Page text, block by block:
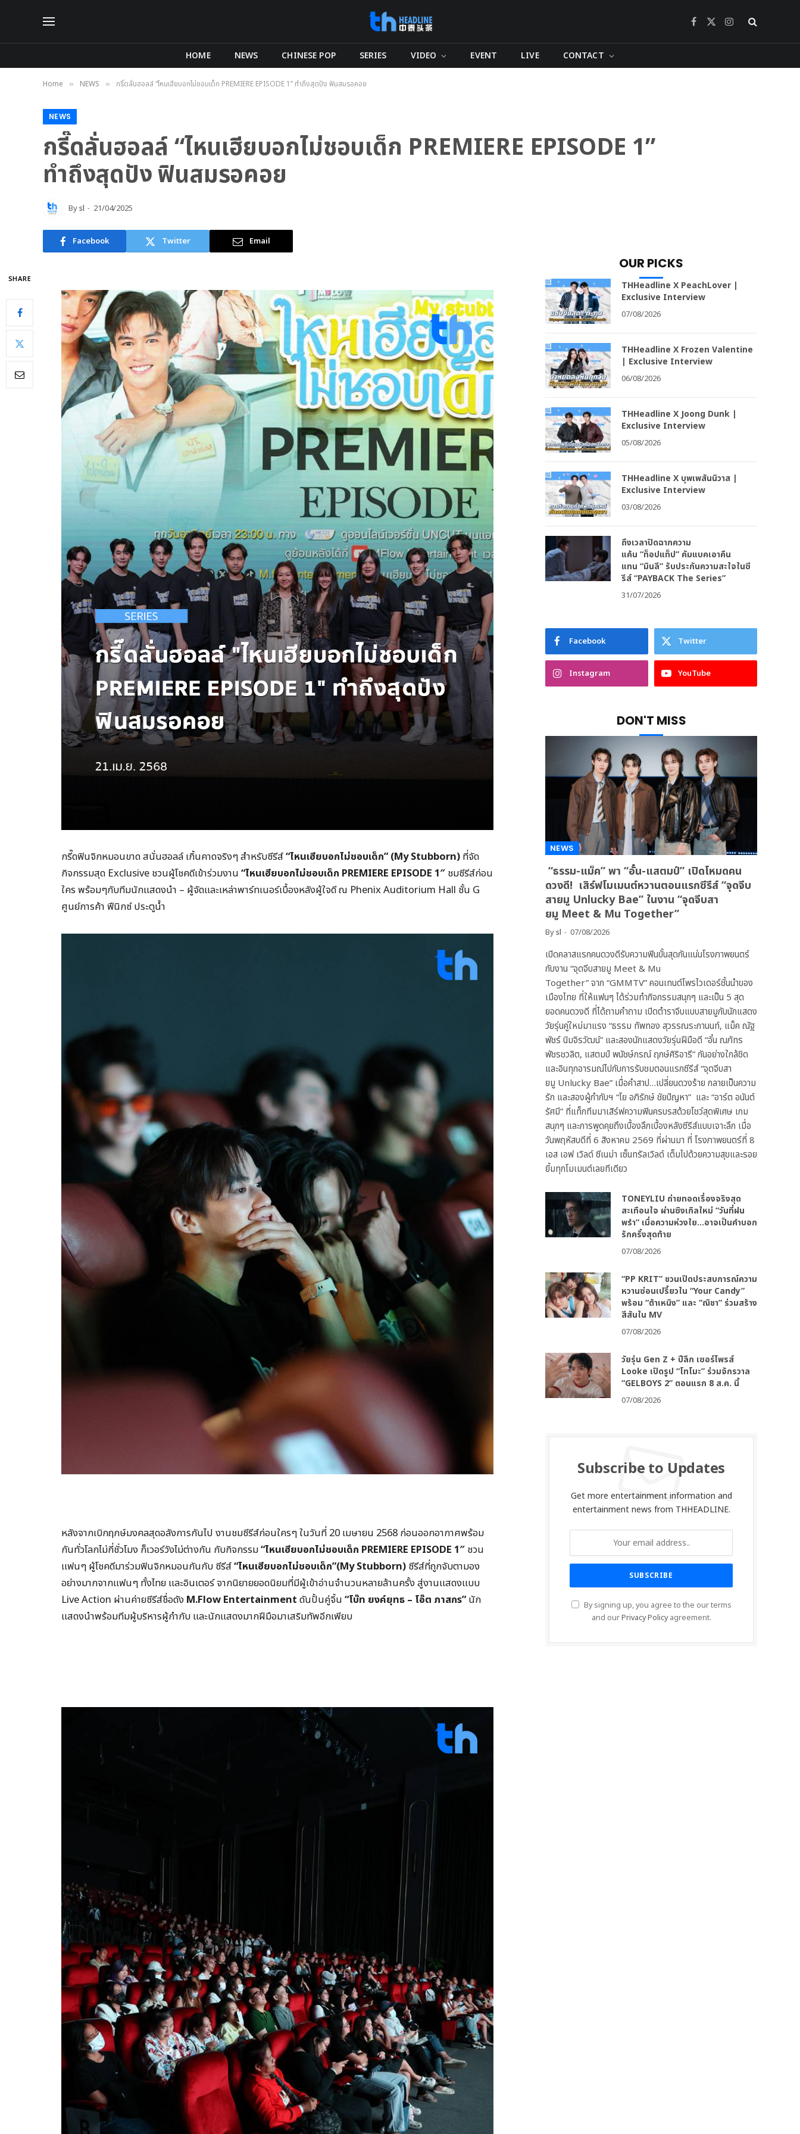
Facebook
X
Instagram
HOME NEWS CHINESE POP SERIES VIDEO EVENT LIVE CONTACT
Home » NEWS » กรี๊ดลั่นฮอลล์ “ไหนเฮียบอกไม่ชอบเด็ก PREMIERE EPISODE 1” ทำถึงสุดปัง ฟินสมรอคอย
NEWS
กรี๊ดลั่นฮอลล์ “ไหนเฮียบอกไม่ชอบเด็ก PREMIERE EPISODE 1”
ทำถึงสุดปัง ฟินสมรอคอย
Bysl 21/04/2025
Facebook Twitter Email
SHARE
กรี๊ดฟินจิกหมอนขาด สนั่นฮอลล์ เกิ้นคาดจริงๆ สำหรับซีรีส์“ไหนเฮียบอกไม่ชอบเด็ก” (My Stubborn) ที่จัด
กิจกรรมสุด Exclusive ชวนผู้โชคดีเข้าร่วมงาน “ไหนเฮียบอกไม่ชอบเด็ก PREMIERE EPISODE 1″ ชมซีรีส์ก่อน
ใคร พร้อมๆกับทีมนักแสดงนำ – ผู้จัดและเหล่าพาร์ทเนอร์เบื้องหลังผู้ใจดี ณ Phenix Auditorium Hall ชั้น G
ศูนย์การค้า ฟีนิกซ์ ประตูน้ำ
หลังจากเบิกฤกษ์มงคลสุดอลังการกันไป งานชมซีรีส์ก่อนใครๆ ในวันที่ 20 เมษายน 2568 ก่อนออกอากาศพร้อม
กันทั่วโลกไม่กี่ชั่วโมง ก็เวอร์วังไม่ต่างกัน กับกิจกรรม“ไหนเฮียบอกไม่ชอบเด็ก PREMIERE EPISODE 1″ ชวน
แฟนๆ ผู้โชคดีมาร่วมฟินจิกหมอนกันกับ ซีรีส์“ไหนเฮียบอกไม่ชอบเด็ก”(My Stubborn) ซีรีส์ที่ถูกจับตามอง
อย่างมากจากแฟนๆ ทั้งไทย และอินเตอร์ จากนิยายยอดนิยมที่มีผู้เข้าอ่านจำนวนหลายล้านครั้ง สู่งานแสดงแบบ
Live Action ผ่านค่ายซีรีส์ชื่อดัง M.Flow Entertainment ดันปั้นคู่จิ้น “โบ๊ท ยงค์ยุทธ – โอ๊ต ภาสกร” นัก
แสดงนำพร้อมทีมผู้บริหารผู้กำกับ และนักแสดงมากฝีมือมาเสริมทัพอีกเพียบ
OUR PICKS
THHeadline X PeachLover |
Exclusive Interview
07/08/2026
THHeadline X Frozen Valentine
| Exclusive Interview
06/08/2026
THHeadline X Joong Dunk |
Exclusive Interview
05/08/2026
THHeadline X บุพเพสันนิวาส |
Exclusive Interview
03/08/2026
ถึงเวลาปิดฉากความ
แค้น “ท็อปแท็ป” คัมแบคเอาคืน
แทน “มินลี” รับประกันความสะใจในซี
รีส์ “PAYBACK The Series”
31/07/2026
Facebook Twitter
Instagram YouTube
DON'T MISS
NEWS
“ธรรม-แม็ค” พา “อั๋น-แสตมป์” เปิดโหมดคน
ดวงดี! เสิร์ฟโมเมนต์หวานตอนแรกซีรีส์ “จุดจีบ
สายมู Unlucky Bae” ในงาน “จุดจีบสา
ยมู Meet & Mu Together”
Bysl 07/08/2026
เปิดคลาสแรกคนดวงดีรับความฟินขั้นสุดกันแน่นโรงภาพยนตร์
กับงาน “จุดจีบสายมู Meet & Mu
Together” จาก “GMMTV” คอนเทนต์โพรไวเดอร์ชั้นนำของ
เมืองไทย ที่ให้แฟนๆ ได้ร่วมทำกิจกรรมสนุกๆ และเป็น 5 สุด
ยอดคนดวงดี ที่ได้ถามคำถาม เปิดตำราจีบแบบสายมูกับนักแสดง
วัยรุ่นคู่ใหม่มาแรง “ธรรม ทัพทอง สุวรรณระกานนท์, แม็ค ณัฐ
พัชร์ นิมจิรวัฒน์” และสองนักแสดงวัยรุ่นฝีมือดี “อั๋น ณภัทร
พัชรชวลิต, แสตมป์ พนัชษ์กรณ์ ฤกษ์ศิริอารี” กันอย่างใกล้ชิด
และอินทุกอารมณ์ไปกับการรับชมตอนแรกซีรีส์ “จุดจีบสา
ยมู Unlucky Bae” เมื่อคำสาป…เปลี่ยนดวงร้าย กลายเป็นความ
รัก และสองผู้กำกับฯ “โย อภิรักษ์ ชัยปัญหา” และ “อาร์ต อนันต์
รัศมี” ที่แท็กทีมมาเสิร์ฟความฟินครบรสด้วยโชว์สุดพิเศษ เกม
สนุกๆ และการพูดคุยถึงเบื้องลึกเบื้องหลังซีรีส์แบบเจาะลึก เมื่อ
วันพฤหัสบดีที่ 6 สิงหาคม 2569 ที่ผ่านมา ที่ โรงภาพยนตร์ที่ 8
เอส เอฟ เวิลด์ ซีเนม่า เซ็นทรัลเวิลด์ เต็มไปด้วยความสุขและรอย
ยิ้มทุกโมเมนต์เลยทีเดียว
TONEYLIU ถ่ายทอดเรื่องจริงสุด
สะเทือนใจ ผ่านซิงเกิลใหม่ “วันที่ฝน
พรำ” เมื่อความห่วงใย…อาจเป็นคำบอก
รักครั้งสุดท้าย
07/08/2026
“PP KRIT” ชวนเปิดประสบการณ์ความ
หวานซ่อนเปรี้ยวใน “Your Candy”
พร้อม “ต้าเหนิง” และ “ณิชา” ร่วมสร้าง
สีสันใน MV
07/08/2026
วัยรุ่น Gen Z + ปีลึก เซอร์ไพรส์
Looke เปิดรูป “โทโมะ” ร่วมจักรวาล
“GELBOYS 2” ตอนแรก 8 ส.ค. นี้
07/08/2026
Subscribe to Updates
Get more entertainment information and
entertainment news from THHEADLINE.
By signing up, you agree to the our terms
and ourPrivacy Policyagreement.